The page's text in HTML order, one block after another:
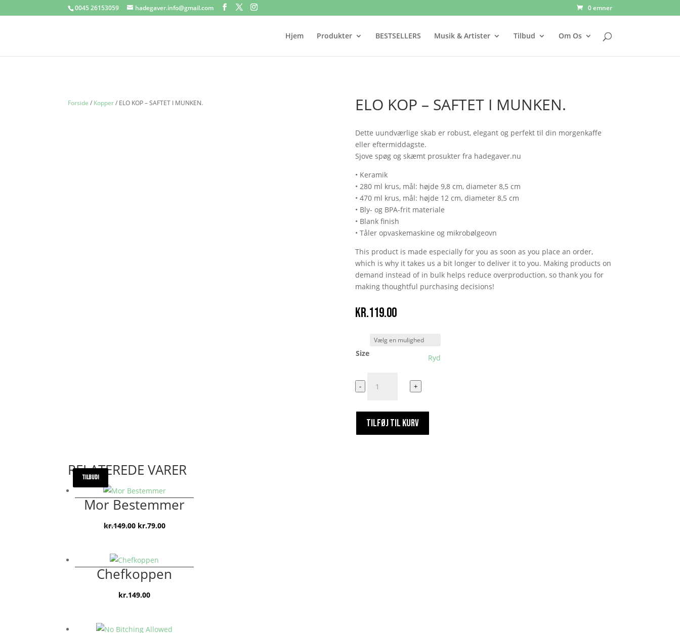
0045 26153059 hadegaver.info@gmail.com 0 emner
Hjem Produkter BESTSELLERS Musik & Artister Tilbud Om Os
Forside / Kopper/ ELO KOP – SAFTET I MUNKEN. ELO KOP – SAFTET I MUNKEN.
Dette uundværlige skab er robust, elegant og perfekt til din morgenkaffe
eller eftermiddagste.
Sjove spøg og skæmt prosukter fra hadegaver.nu
• Keramik
• 280 ml krus, mål: højde 9,8 cm, diameter 8,5 cm
• 470 ml krus, mål: højde 12 cm, diameter 8,5 cm
• Bly- og BPA-frit materiale
• Blank finish
• Tåler opvaskemaskine og mikrobølgeovn
This product is made especially for you as soon as you place an order,
which is why it takes us a bit longer to deliver it to you. Making products on
demand instead of in bulk helps reduce overproduction, so thank you for
making thoughtful purchasing decisions!
kr.119.00
Size Ryd
ELO
KOP
SAFTET
MUNKEN.
- +
TILFØJ TIL KURV
RELATEREDE VARER
TILBUD!
Mor Bestemmer
kr.149.00 Den
var:
kr.149.00.
kr.79.00Den
er:
kr.79.00.
Chefkoppen
kr.149.00
TILBUD!